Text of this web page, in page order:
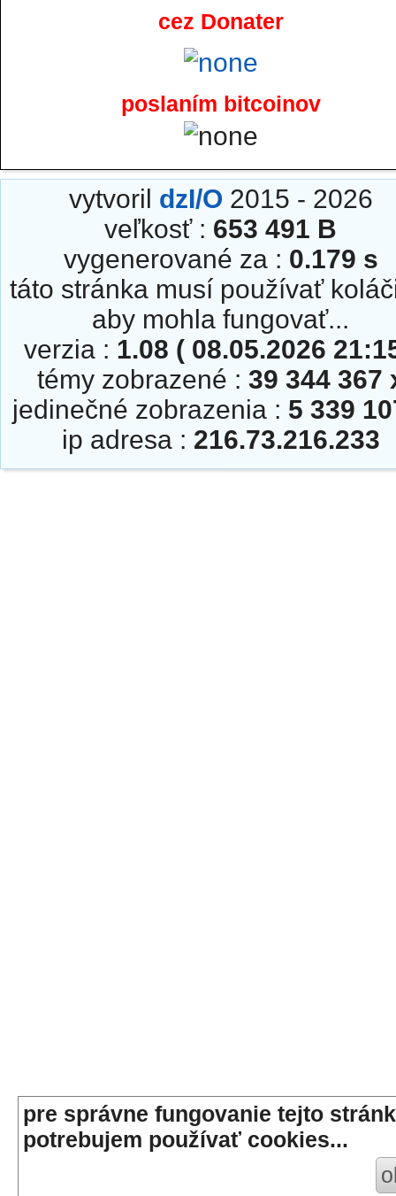
pre správne fungovanie tejto
potrebujem používať cookies...
cez Donater
poslaním bitcoinov
vytvoril dzI/O 2015 - 2026
veľkosť : 653 491 B
vygenerované za : 0.179 s
táto stránka musí používať
aby mohla fungovať...
verzia : 1.08 ( 08.05.2026
témy zobrazené : 39 344 367
jedinečné zobrazenia : 5 339
ip adresa : 216.73.216.233